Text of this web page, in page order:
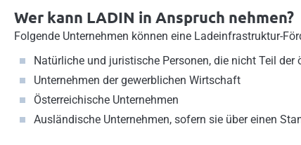
Wer kann LADIN in Anspruch nehmen?
Folgende Unternehmen können eine Ladeinfrastruktur-
Natürliche und juristische Personen, die nicht Teil
Unternehmen der gewerblichen Wirtschaft
Österreichische Unternehmen
Ausländische Unternehmen, sofern sie über einen